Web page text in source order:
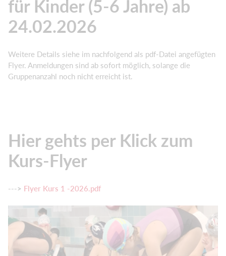
für Kinder (5-6 Jahre) ab
24.02.2026
Weitere Details siehe im nachfolgend als pdf-Datei angefügten
Flyer. Anmeldungen sind ab sofort möglich, solange die
Gruppenanzahl noch nicht erreicht ist.
Hier gehts per Klick zum
Kurs-Flyer
---> Flyer Kurs 1 -2026.pdf